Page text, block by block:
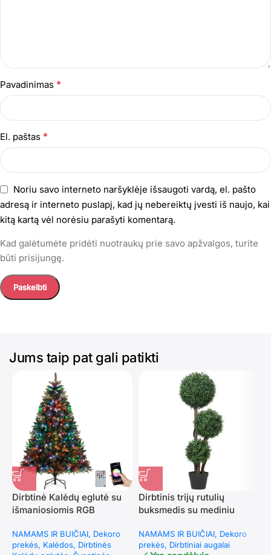
Pavadinimas *
El. paštas *
Noriu savo interneto naršyklėje išsaugoti vardą, el. pašto
adresą ir interneto puslapį, kad jų nebereiktų įvesti iš naujo, kai
kitą kartą vėl norėsiu parašyti komentarą.
Kad galėtumėte pridėti nuotraukų prie savo apžvalgos, turite
būti prisijungę.
Jums taip pat gali patikti
Dirbtinė Kalėdų eglutė su
išmaniosiomis RGB
NAMAMS IR BUIČIAI Dekoro
prekės Kalėdos Dirbtinės
Dirbtinis trijų rutulių
buksmedis su mediniu
NAMAMS IR BUIČIAI Dekoro
prekės Dirbtiniai augalai